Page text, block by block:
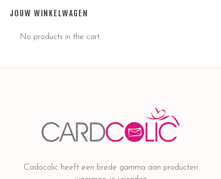
JOUW WINKELWAGEN
No products in the cart.
Cadocolic heeft een brede gamma aan producten